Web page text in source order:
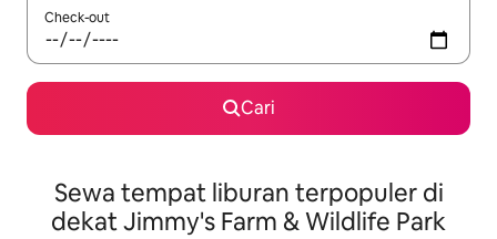
Check-out
Cari
Sewa tempat liburan terpopuler di
dekat Jimmy's Farm & Wildlife Park